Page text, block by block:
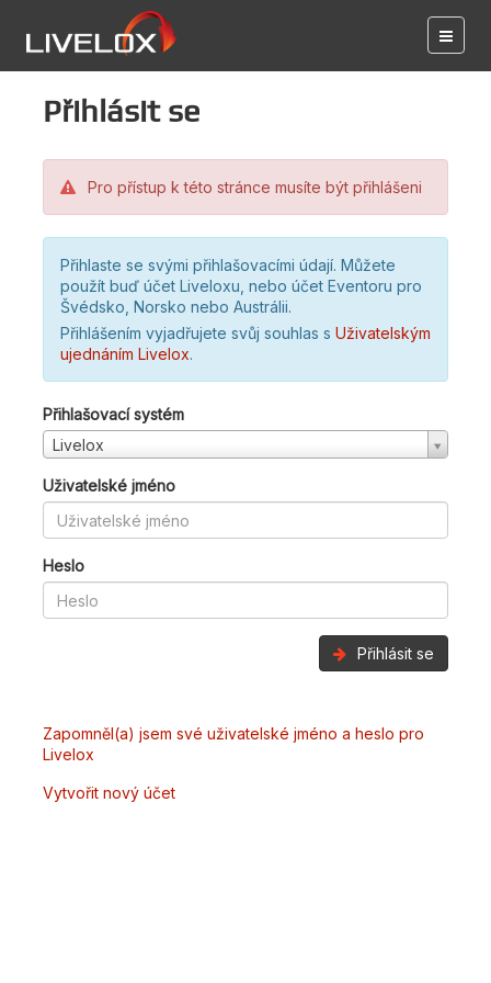
Přihlásit se
Pro přístup k této stránce musíte být přihlášeni
Přihlaste se svými přihlašovacími údají. Můžete
použít buď účet Liveloxu, nebo účet Eventoru pro
Švédsko, Norsko nebo Austrálii.
Přihlášením vyjadřujete svůj souhlas s Uživatelským
ujednáním Livelox.
Přihlašovací systém
Livelox
Uživatelské jméno
Heslo
Přihlásit se
Zapomněl(a) jsem své uživatelské jméno a heslo pro
Livelox
Vytvořit nový účet